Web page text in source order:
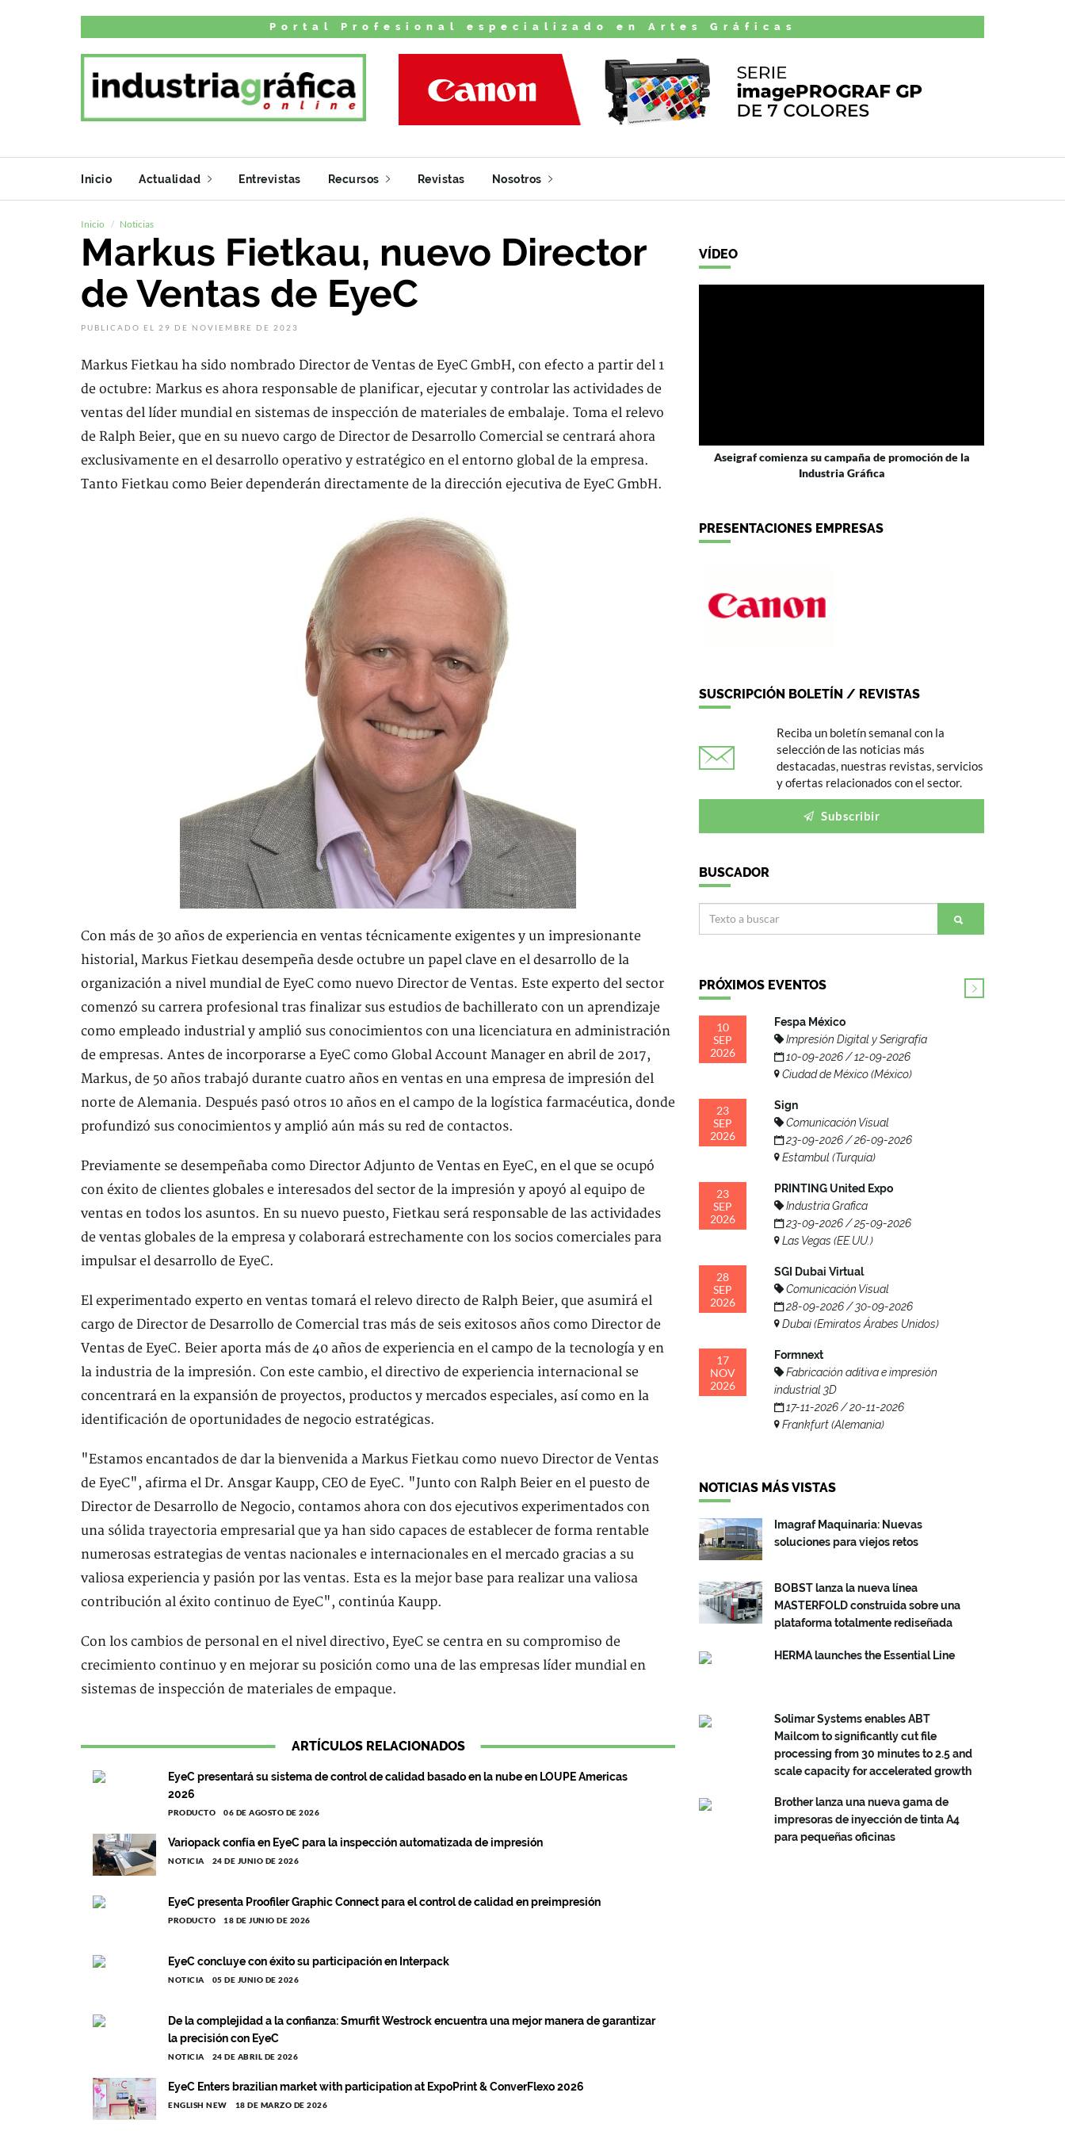
Portal Profesional especializado en Artes Gráficas
Inicio Actualidad Entrevistas Recursos Revistas Nosotros
Inicio Noticias
Markus Fietkau, nuevo Director
de Ventas de EyeC
PUBLICADO EL 29 DE NOVIEMBRE DE 2023
Markus Fietkau ha sido nombrado Director de Ventas de EyeC GmbH, con efecto a partir del 1
de octubre: Markus es ahora responsable de planificar, ejecutar y controlar las actividades de
ventas del líder mundial en sistemas de inspección de materiales de embalaje. Toma el relevo
de Ralph Beier, que en su nuevo cargo de Director de Desarrollo Comercial se centrará ahora
exclusivamente en el desarrollo operativo y estratégico en el entorno global de la empresa.
Tanto Fietkau como Beier dependerán directamente de la dirección ejecutiva de EyeC GmbH.
Con más de 30 años de experiencia en ventas técnicamente exigentes y un impresionante
historial, Markus Fietkau desempeña desde octubre un papel clave en el desarrollo de la
organización a nivel mundial de EyeC como nuevo Director de Ventas. Este experto del sector
comenzó su carrera profesional tras finalizar sus estudios de bachillerato con un aprendizaje
como empleado industrial y amplió sus conocimientos con una licenciatura en administración
de empresas. Antes de incorporarse a EyeC como Global Account Manager en abril de 2017,
Markus, de 50 años trabajó durante cuatro años en ventas en una empresa de impresión del
norte de Alemania. Después pasó otros 10 años en el campo de la logística farmacéutica, donde
profundizó sus conocimientos y amplió aún más su red de contactos.
Previamente se desempeñaba como Director Adjunto de Ventas en EyeC, en el que se ocupó
con éxito de clientes globales e interesados del sector de la impresión y apoyó al equipo de
ventas en todos los asuntos. En su nuevo puesto, Fietkau será responsable de las actividades
de ventas globales de la empresa y colaborará estrechamente con los socios comerciales para
impulsar el desarrollo de EyeC.
El experimentado experto en ventas tomará el relevo directo de Ralph Beier, que asumirá el
cargo de Director de Desarrollo de Comercial tras más de seis exitosos años como Director de
Ventas de EyeC. Beier aporta más de 40 años de experiencia en el campo de la tecnología y en
la industria de la impresión. Con este cambio, el directivo de experiencia internacional se
concentrará en la expansión de proyectos, productos y mercados especiales, así como en la
identificación de oportunidades de negocio estratégicas.
"Estamos encantados de dar la bienvenida a Markus Fietkau como nuevo Director de Ventas
de EyeC", afirma el Dr. Ansgar Kaupp, CEO de EyeC. "Junto con Ralph Beier en el puesto de
Director de Desarrollo de Negocio, contamos ahora con dos ejecutivos experimentados con
una sólida trayectoria empresarial que ya han sido capaces de establecer de forma rentable
numerosas estrategias de ventas nacionales e internacionales en el mercado gracias a su
valiosa experiencia y pasión por las ventas. Esta es la mejor base para realizar una valiosa
contribución al éxito continuo de EyeC", continúa Kaupp.
Con los cambios de personal en el nivel directivo, EyeC se centra en su compromiso de
crecimiento continuo y en mejorar su posición como una de las empresas líder mundial en
sistemas de inspección de materiales de empaque.
ARTÍCULOS RELACIONADOS
EyeC presentará su sistema de control de calidad basado en la nube en LOUPE Americas
2026
PRODUCTO 06 DE AGOSTO DE 2026
Variopack confía en EyeC para la inspección automatizada de impresión
NOTICIA 24 DE JUNIO DE 2026
EyeC presenta Proofiler Graphic Connect para el control de calidad en preimpresión
PRODUCTO 18 DE JUNIO DE 2026
EyeC concluye con éxito su participación en Interpack
NOTICIA 05 DE JUNIO DE 2026
De la complejidad a la confianza: Smurfit Westrock encuentra una mejor manera de garantizar
la precisión con EyeC
NOTICIA 24 DE ABRIL DE 2026
EyeC Enters brazilian market with participation at ExpoPrint & ConverFlexo 2026
ENGLISH NEW 18 DE MARZO DE 2026
VÍDEO
Aseigraf comienza su campaña de promoción de la
Industria Gráfica
PRESENTACIONES EMPRESAS
SUSCRIPCIÓN BOLETÍN / REVISTAS
Reciba un boletín semanal con la
selección de las noticias más
destacadas, nuestras revistas, servicios
y ofertas relacionados con el sector.
Subscribir
BUSCADOR
PRÓXIMOS EVENTOS
10
SEP
2026
Fespa México
Impresión Digital y Serigrafía
10-09-2026 / 12-09-2026
Ciudad de México (México)
23
SEP
2026
Sign
Comunicación Visual
23-09-2026 / 26-09-2026
Estambul (Turquía)
23
SEP
2026
PRINTING United Expo
Industria Grafica
23-09-2026 / 25-09-2026
Las Vegas (EE.UU.)
28
SEP
2026
SGI Dubai Virtual
Comunicación Visual
28-09-2026 / 30-09-2026
Dubai (Emiratos Árabes Unidos)
17
NOV
2026
Formnext
Fabricación aditiva e impresión
industrial 3D
17-11-2026 / 20-11-2026
Frankfurt (Alemania)
NOTICIAS MÁS VISTAS
Imagraf Maquinaria: Nuevas
soluciones para viejos retos
BOBST lanza la nueva línea
MASTERFOLD construida sobre una
plataforma totalmente rediseñada
HERMA launches the Essential Line
Solimar Systems enables ABT
Mailcom to significantly cut file
processing from 30 minutes to 2.5 and
scale capacity for accelerated growth
Brother lanza una nueva gama de
impresoras de inyección de tinta A4
para pequeñas oficinas